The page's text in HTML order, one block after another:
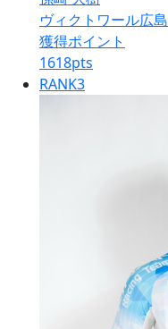
ヴィクトワール広島
獲得ポイント
1618pts
RANK3